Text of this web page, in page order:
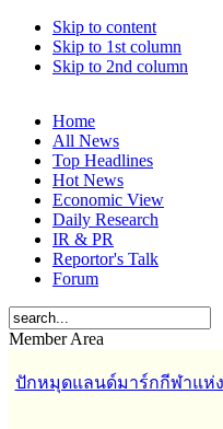
Skip to content
Skip to 1st column
Skip to 2nd column
Home
All News
Top Headlines
Hot News
Economic View
Daily Research
IR & PR
Reportor's Talk
Forum
Member Area
ปักหมุดแลนด์มาร์กกีฬาแห่